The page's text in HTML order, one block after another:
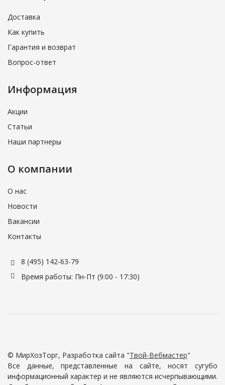
Доставка
Как купить
Гарантия и возврат
Вопрос-ответ
Информация
Акции
Статьи
Наши партнеры
О компании
О нас
Новости
Вакансии
Контакты
8 (495) 142-63-79
Время работы: Пн-Пт (9:00 - 17:30)
© МирХозТорг, Разработка сайта "Твой-Вебмастер"
Все данные, представленные на сайте, носят сугубо
информационный характер и не являются исчерпывающими.